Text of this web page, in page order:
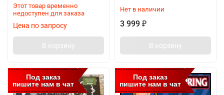
Этот товар временно
недоступен для заказа
Цена по запросу
В корзину
Нет в наличии
3 999 ₽
В корзину
Под заказ
пишите нам в чат
Под заказ
пишите нам в чат